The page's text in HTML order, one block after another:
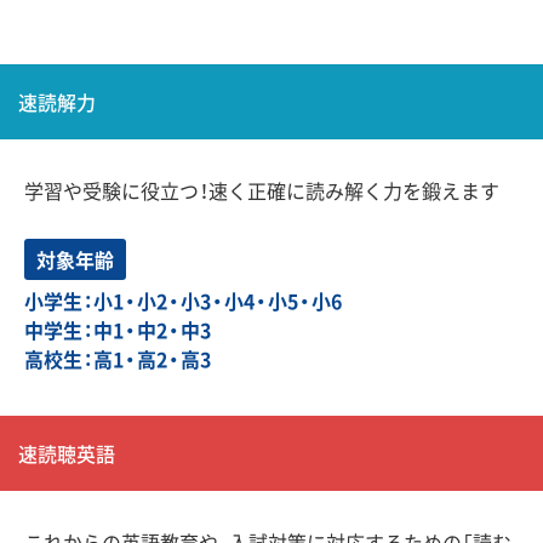
速読解力
学習や受験に役立つ！速く正確に読み解く力を鍛えます
対象年齢
小学生：小1・小2・小3・小4・小5・小6
中学生：中1・中2・中3
高校生：高1・高2・高3
速読聴英語